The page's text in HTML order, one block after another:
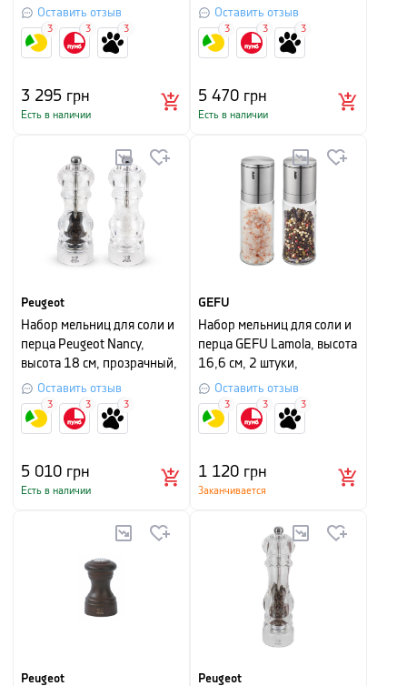
Оставить отзыв
3 295 грн
Есть в наличии
3 3 3
Podium, высота 18 см,
красный
Оставить отзыв
5 470 грн
Есть в наличии
3 3 3
Peugeot
Набор мельниц для соли и
перца Peugeot Nancy,
высота 18 см, прозрачный,
2 штуки
Оставить отзыв
5 010 грн
Есть в наличии
3 3 3
GEFU
Набор мельниц для соли и
перца GEFU Lamola, высота
16,6 см, 2 штуки,
прозрачный
Оставить отзыв
1 120 грн
Заканчивается
3 3 3
Peugeot
Peugeot